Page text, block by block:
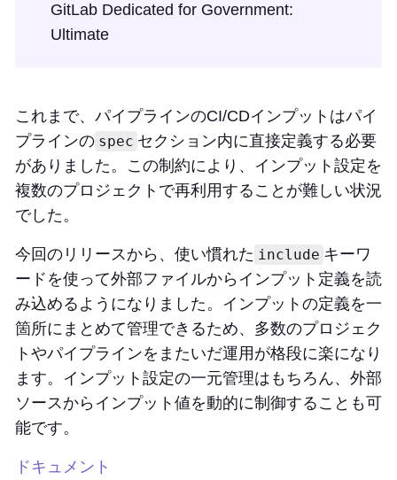
GitLab Dedicated for Government:
Ultimate
これまで、パイプラインのCI/CDインプットはパイ
プラインの spec セクション内に直接定義する必要
がありました。この制約により、インプット設定を
複数のプロジェクトで再利用することが難しい状況
でした。
今回のリリースから、使い慣れた include キーワ
ードを使って外部ファイルからインプット定義を読
み込めるようになりました。インプットの定義を一
箇所にまとめて管理できるため、多数のプロジェク
トやパイプラインをまたいだ運用が格段に楽になり
ます。インプット設定の一元管理はもちろん、外部
ソースからインプット値を動的に制御することも可
能です。
ドキュメント